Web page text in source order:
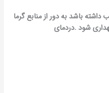
باشد به دور از منابع گرما
شود.دردمای